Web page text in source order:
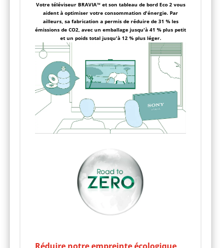
Votre téléviseur BRAVIA™ et son tableau de bord Eco 2 vous
aident à optimiser votre consommation d'énergie. Par
ailleurs, sa fabrication a permis de réduire de 31 % les
émissions de CO2, avec un emballage jusqu'à 41 % plus petit
et un poids total jusqu'à 12 % plus léger.